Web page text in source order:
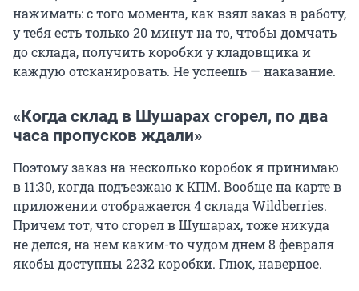
нажимать: с того момента, как взял заказ в работу,
у тебя есть только 20 минут на то, чтобы домчать
до склада, получить коробки у кладовщика и
каждую отсканировать. Не успеешь — наказание.
«Когда склад в Шушарах сгорел, по два
часа пропусков ждали»
Поэтому заказ на несколько коробок я принимаю
в 11:30, когда подъезжаю к КПМ. Вообще на карте в
приложении отображается 4 склада Wildberries.
Причем тот, что сгорел в Шушарах, тоже никуда
не делся, на нем каким-то чудом днем 8 февраля
якобы доступны 2232 коробки. Глюк, наверное.